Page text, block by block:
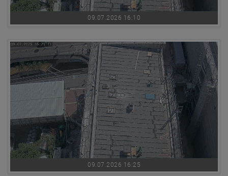
09.07.2026 16:10
09.07.2026 16:25